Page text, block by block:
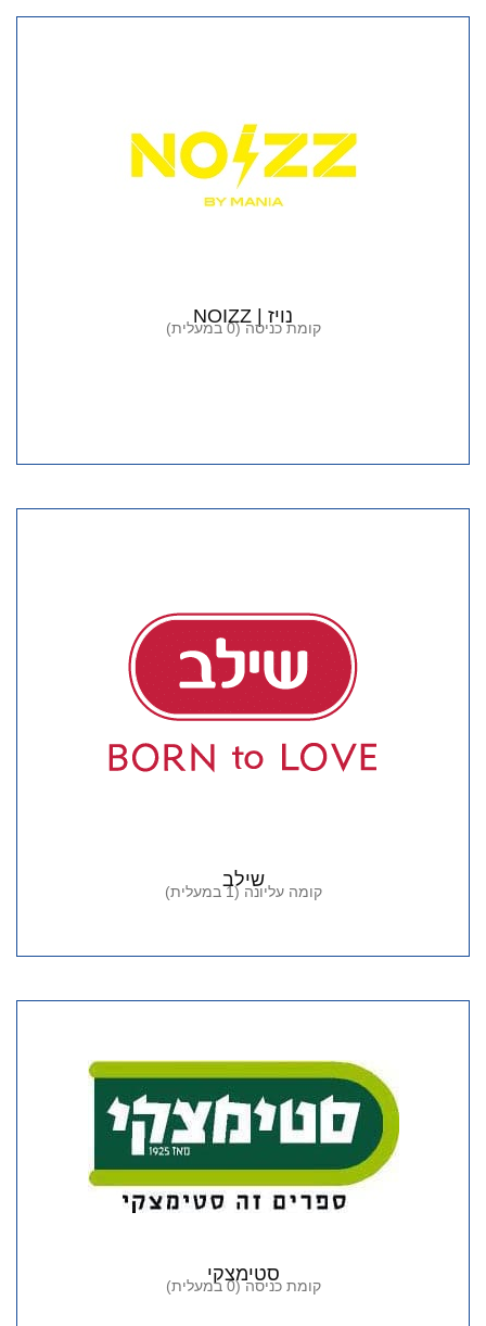
נויז | NOIZZ
קומת כניסה (0 במעלית)
שילב
קומה עליונה (1 במעלית)
סטימצקי
קומת כניסה (0 במעלית)